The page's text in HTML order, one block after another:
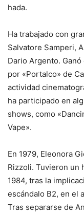
hada.
Ha trabajado con
Salvatore Samperi,
Dario Argento.
por «Portalco» de
actividad
ha participado en
shows, como
Vape».
En 1979, Eleonora
Rizzoli. Tuvieron un
1984, tras la
escándalo B2, en el
Tras separarse de